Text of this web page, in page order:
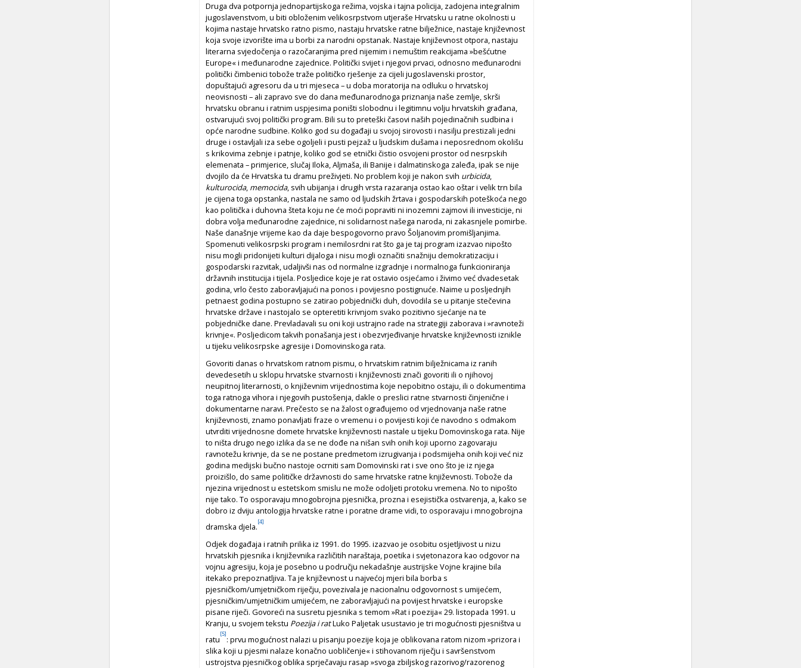
Druga dva potpornja jednopartijskoga režima, vojska i tajna policija, zadojena integralnim
jugoslavenstvom, u biti obloženim velikosrpstvom utjeraše Hrvatsku u ratne okolnosti u
kojima nastaje hrvatsko ratno pismo, nastaju hrvatske ratne bilježnice, nastaje književnost
koja svoje izvorište ima u borbi za narodni opstanak. Nastaje književnost otpora, nastaju
literarna svjedočenja o razočaranjima pred nijemim i nemuštim reakcijama »bešćutne
Europe« i međunarodne zajednice. Politički svijet i njegovi prvaci, odnosno međunarodni
politički čimbenici tobože traže političko rješenje za cijeli jugoslavenski prostor,
dopuštajući agresoru da u tri mjeseca – u doba moratorija na odluku o hrvatskoj
neovisnosti – ali zapravo sve do dana međunarodnoga priznanja naše zemlje, skrši
hrvatsku obranu i ratnim uspjesima poništi slobodnu i legitimnu volju hrvatskih građana,
ostvarujući svoj politički program. Bili su to preteški časovi naših pojedinačnih sudbina i
opće narodne sudbine. Koliko god su događaji u svojoj sirovosti i nasilju prestizali jedni
druge i ostavljali iza sebe ogoljeli i pusti pejzaž u ljudskim dušama i neposrednom okolišu
s krikovima zebnje i patnje, koliko god se etnički čistio osvojeni prostor od nesrpskih
elemenata – primjerice, slučaj Iloka, Aljmaša, ili Banije i dalmatinskoga zaleđa, ipak se nije
dvojilo da će Hrvatska tu dramu preživjeti. No problem koji je nakon svih urbicida,
kulturocida, memocida, svih ubijanja i drugih vrsta razaranja ostao kao oštar i velik trn bila
je cijena toga opstanka, nastala ne samo od ljudskih žrtava i gospodarskih poteškoća nego
kao politička i duhovna šteta koju ne će moći popraviti ni inozemni zajmovi ili investicije, ni
dobra volja međunarodne zajednice, ni solidarnost našega naroda, ni zakasnjele pomirbe.
Naše današnje vrijeme kao da daje bespogovorno pravo Šoljanovim promišljanjima.
Spomenuti velikosrpski program i nemilosrdni rat što ga je taj program izazvao nipošto
nisu mogli pridonijeti kulturi dijaloga i nisu mogli označiti snažniju demokratizaciju i
gospodarski razvitak, udaljivši nas od normalne izgradnje i normalnoga funkcioniranja
državnih institucija i tijela. Posljedice koje je rat ostavio osjećamo i živimo već dvadesetak
godina, vrlo često zaboravljajući na ponos i povijesno postignuće. Naime u posljednjih
petnaest godina postupno se zatirao pobjednički duh, dovodila se u pitanje stečevina
hrvatske države i nastojalo se opteretiti krivnjom svako pozitivno sjećanje na te
pobjedničke dane. Prevladavali su oni koji ustrajno rade na strategiji zaborava i »ravnoteži
krivnje«. Posljedicom takvih ponašanja jest i obezvrjeđivanje hrvatske književnosti iznikle
u tijeku velikosrpske agresije i Domovinskoga rata.
Govoriti danas o hrvatskom ratnom pismu, o hrvatskim ratnim bilježnicama iz ranih
devedesetih u sklopu hrvatske stvarnosti i književnosti znači govoriti ili o njihovoj
neupitnoj literarnosti, o književnim vrijednostima koje nepobitno ostaju, ili o dokumentima
toga ratnoga vihora i njegovih pustošenja, dakle o preslici ratne stvarnosti činjenične i
dokumentarne naravi. Prečesto se na žalost ograđujemo od vrjednovanja naše ratne
književnosti, znamo ponavljati fraze o vremenu i o povijesti koji će navodno s odmakom
utvrditi vrijednosne domete hrvatske književnosti nastale u tijeku Domovinskoga rata. Nije
to ništa drugo nego izlika da se ne dođe na nišan svih onih koji uporno zagovaraju
ravnotežu krivnje, da se ne postane predmetom izrugivanja i podsmijeha onih koji već niz
godina medijski bučno nastoje ocrniti sam Domovinski rat i sve ono što je iz njega
proizišlo, do same političke državnosti do same hrvatske ratne književnosti. Tobože da
njezina vrijednost u estetskom smislu ne može odoljeti protoku vremena. No to nipošto
nije tako. To osporavaju mnogobrojna pjesnička, prozna i esejistička ostvarenja, a, kako se
dobro iz dviju antologija hrvatske ratne i poratne drame vidi, to osporavaju i mnogobrojna
dramska djela.[4]
Odjek događaja i ratnih prilika iz 1991. do 1995. izazvao je osobitu osjetljivost u nizu
hrvatskih pjesnika i književnika različitih naraštaja, poetika i svjetonazora kao odgovor na
vojnu agresiju, koja je posebno u području nekadašnje austrijske Vojne krajine bila
itekako prepoznatljiva. Ta je književnost u najvećoj mjeri bila borba s
pjesničkom/umjetničkom riječju, povezivala je nacionalnu odgovornost s umijećem,
pjesničkim/umjetničkim umijećem, ne zaboravljajući na povijest hrvatske i europske
pisane riječi. Govoreći na susretu pjesnika s temom »Rat i poezija« 29. listopada 1991. u
Kranju, u svojem tekstu Poezija i ratLuko Paljetak usustavio je tri mogućnosti pjesništva u
ratu[5]: prvu mogućnost nalazi u pisanju poezije koja je oblikovana ratom nizom »prizora i
slika koji u pjesmi nalaze konačno uobličenje« i stihovanom riječju i savršenstvom
ustrojstva pjesničkog oblika sprječavaju rasap »svoga zbiljskog razorivog/razorenog